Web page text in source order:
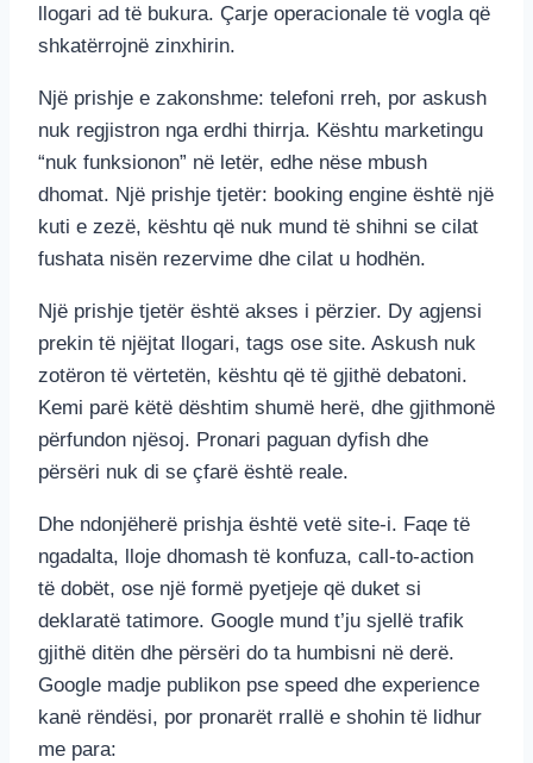
llogari ad të bukura. Çarje operacionale të vogla që
shkatërrojnë zinxhirin.
Një prishje e zakonshme: telefoni rreh, por askush
nuk regjistron nga erdhi thirrja. Kështu marketingu
“nuk funksionon” në letër, edhe nëse mbush
dhomat. Një prishje tjetër: booking engine është një
kuti e zezë, kështu që nuk mund të shihni se cilat
fushata nisën rezervime dhe cilat u hodhën.
Një prishje tjetër është akses i përzier. Dy agjensi
prekin të njëjtat llogari, tags ose site. Askush nuk
zotëron të vërtetën, kështu që të gjithë debatoni.
Kemi parë këtë dështim shumë herë, dhe gjithmonë
përfundon njësoj. Pronari paguan dyfish dhe
përsëri nuk di se çfarë është reale.
Dhe ndonjëherë prishja është vetë site-i. Faqe të
ngadalta, lloje dhomash të konfuza, call-to-action
të dobët, ose një formë pyetjeje që duket si
deklaratë tatimore. Google mund t’ju sjellë trafik
gjithë ditën dhe përsëri do ta humbisni në derë.
Google madje publikon pse speed dhe experience
kanë rëndësi, por pronarët rrallë e shohin të lidhur
me para: